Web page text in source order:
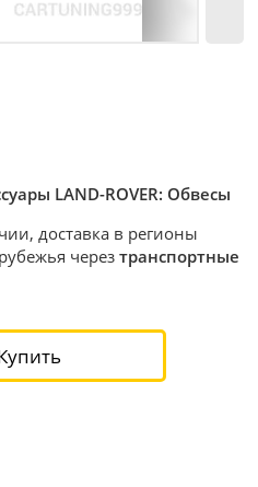
LAND-ROVER: Обвесы
доставка в регионы
черезтранспортные